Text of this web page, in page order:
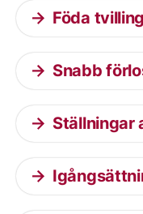
Föda
Snabb
Ställningar